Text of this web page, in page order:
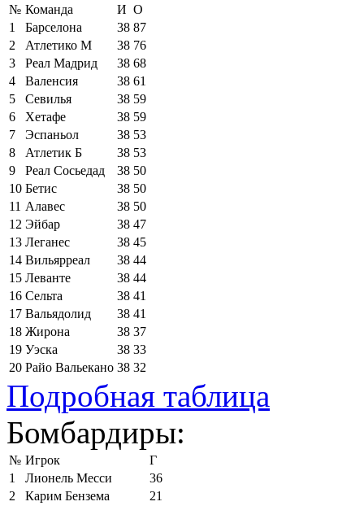
№ Команда И О
1
Барселона 38 87
2
Атлетико М 38 76
3
Реал Мадрид 38 68
4
Валенсия 38 61
5
Севилья 38 59
6
Хетафе 38 59
7
Эспаньол 38 53
8
Атлетик Б 38 53
9
Реал Сосьедад 38 50
10 Бетис 38 50
11 Алавес 38 50
12 Эйбар 38 47
13 Леганес 38 45
14 Вильярреал 38 44
15 Леванте 38 44
16 Сельта 38 41
17 Вальядолид 38 41
18 Жирона 38 37
19 Уэска 38 33
20 Райо Вальекано 38 32
Подробная таблица
Бомбардиры:
№ Игрок
Г
1
Лионель Месси
36
2
Карим Бензема
21